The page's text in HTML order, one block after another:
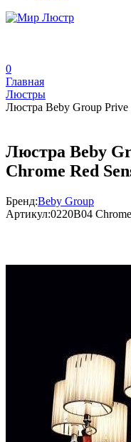
0
Главная
Люстры
Люстра Beby Group Prive
Люстра Beby
Chrome Red
Бренд:Beby Group
Артикул:0220B04